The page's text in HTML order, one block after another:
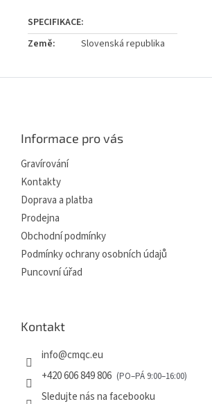
Země: Slovenská republika
Informace pro vás
Gravírování
Kontakty
Doprava a platba
Prodejna
Obchodní podmínky
Podmínky ochrany osobních údajů
Puncovní úřad
Kontakt
info@cmqc.eu
+420 606 849 806
Sledujte nás na facebooku